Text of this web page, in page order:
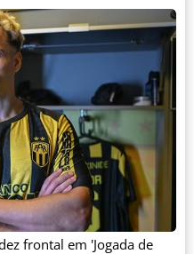
frontal em 'Jogada de